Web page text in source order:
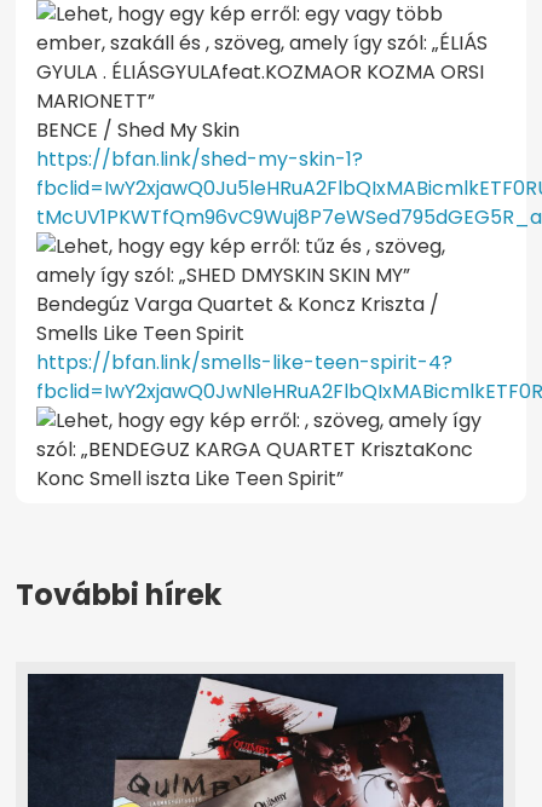
BENCE / Shed My Skin
https://bfan.link/shed-my-skin-1?
Bendegúz Varga Quartet & Koncz Kriszta /
Smells Like Teen Spirit
https://bfan.link/smells-like-teen-spirit-4?
További hírek